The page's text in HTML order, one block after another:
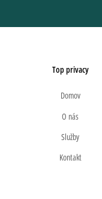
Top privacy
Domov
O nás
Služby
Kontakt